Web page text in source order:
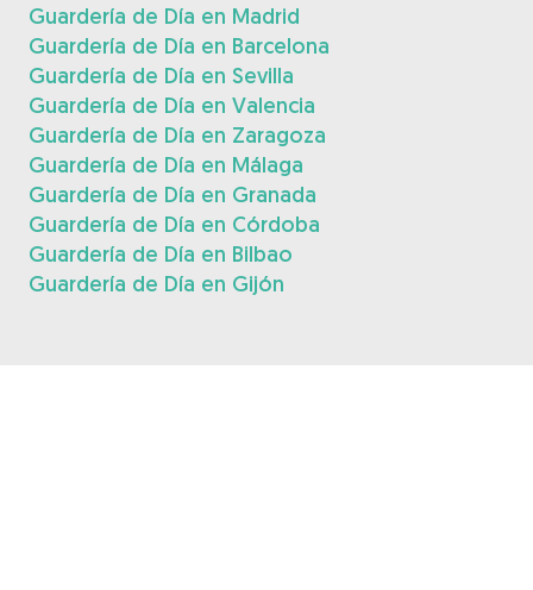
Guardería de Día en Madrid
Guardería de Día en Barcelona
Guardería de Día en Sevilla
Guardería de Día en Valencia
Guardería de Día en Zaragoza
Guardería de Día en Málaga
Guardería de Día en Granada
Guardería de Día en Córdoba
Guardería de Día en Bilbao
Guardería de Día en Gijón